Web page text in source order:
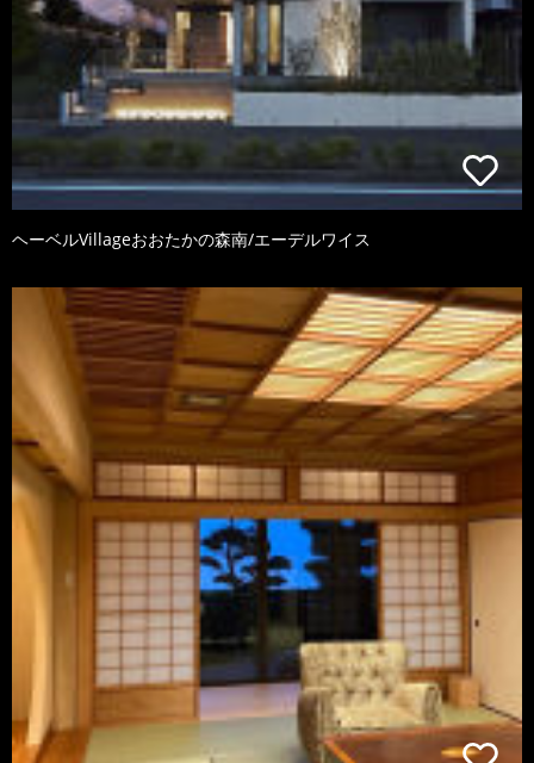
ヘーベルVillageおおたかの森南/エーデルワイス